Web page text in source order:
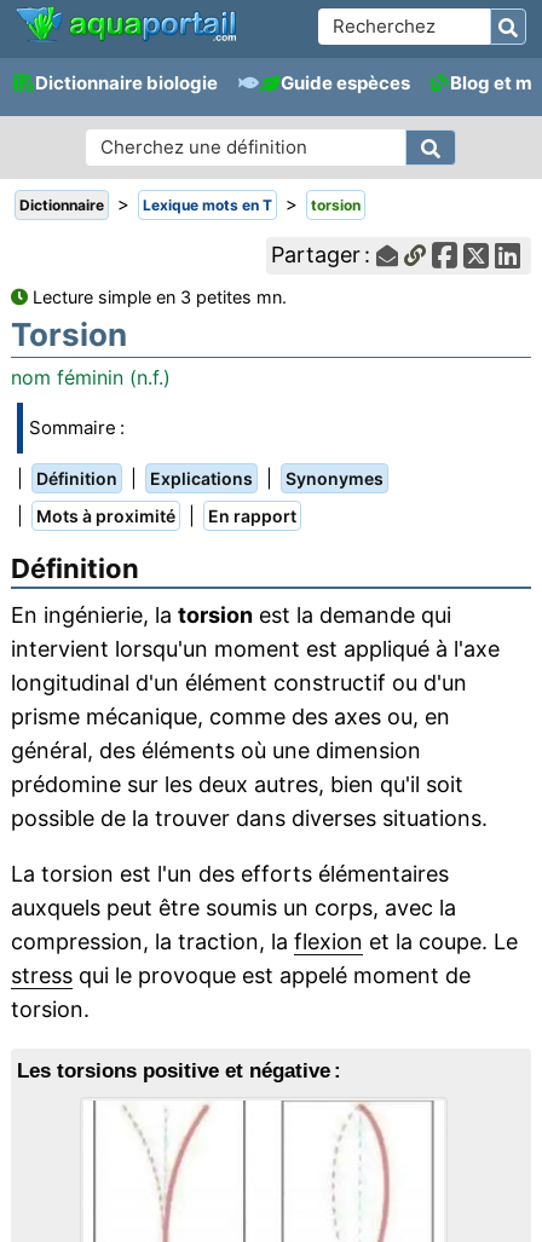
Dictionnaire biologie Guide espèces Blog et
Dictionnaire > Lexique mots en T > torsion
Partager :
Lecture simple en 3 petites mn.
Torsion
nom féminin (n.f.)
Sommaire :
Définition Explications Synonymes
Mots à proximité En rapport
Définition
En ingénierie, la torsionest la demande qui
intervient lorsqu'un moment est appliqué à l'axe
longitudinal d'un élément constructif ou d'un
prisme mécanique, comme des axes ou, en
général, des éléments où une dimension
prédomine sur les deux autres, bien qu'il soit
possible de la trouver dans diverses situations.
La torsion est l'un des efforts élémentaires
auxquels peut être soumis un corps, avec la
compression, la traction, la flexion et la coupe. Le
stressqui le provoque est appelé moment de
torsion.
Les torsions positive et négative :